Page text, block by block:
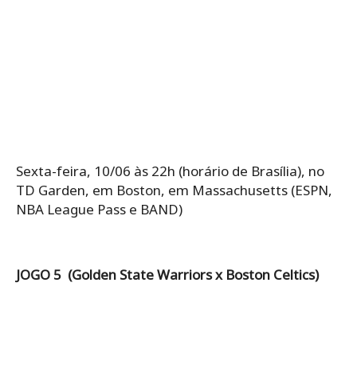
Sexta-feira, 10/06 às 22h (horário de Brasília), no
TD Garden, em Boston, em Massachusetts (ESPN,
NBA League Pass e BAND)
JOGO 5 (Golden State Warriors x Boston Celtics)